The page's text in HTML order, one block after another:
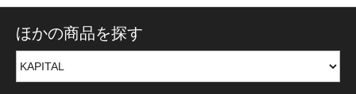
ほかの商品を探す